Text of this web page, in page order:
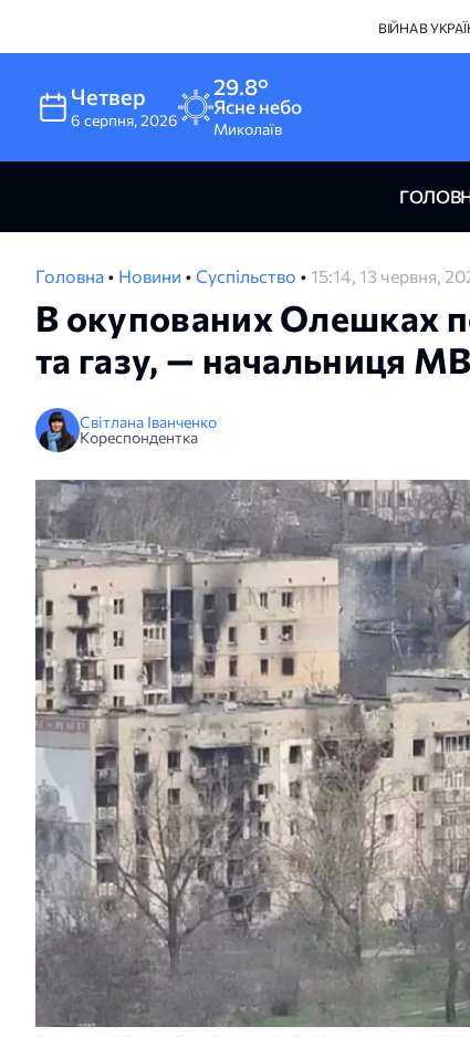
ВІЙНА В
Четвер
6 серпня,2026
29.8°
Ясне небо
Миколаїв
Головна • Новини • Суспільство • 15:14, 13 червня,
В окупованих Олешках
та газу, — начальниця
Світлана Іванченко
Кореспондентка